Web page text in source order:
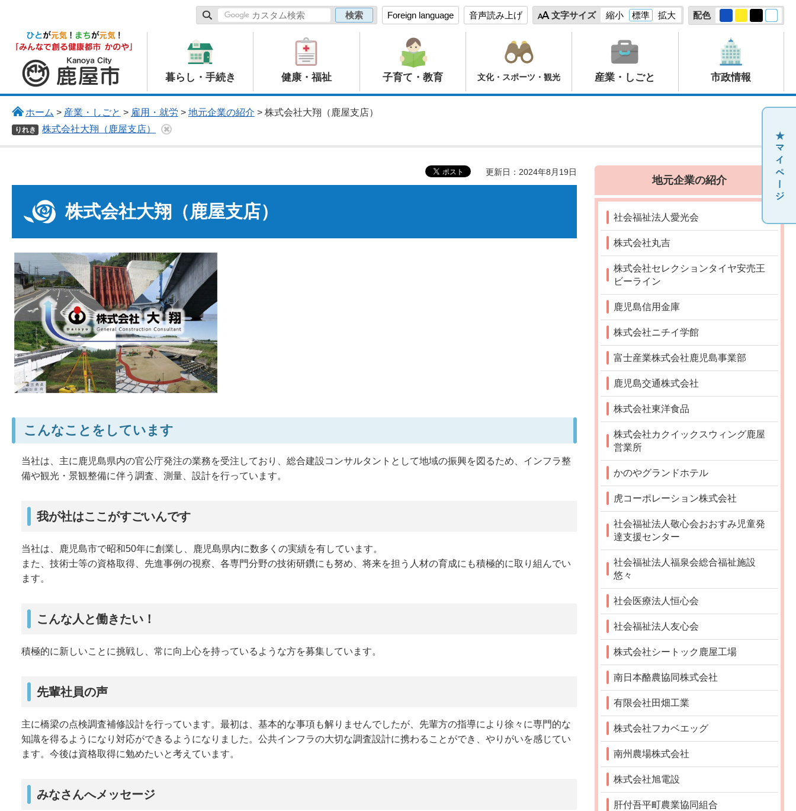
Foreign language 音声読み上げ 文字サイズ 縮小 標準 拡大 配色
鹿屋市
暮らし・手続き 健康・福祉 子育て・教育 文化・スポーツ・観光 産業・しごと 市政情報
ホーム > 産業・しごと > 雇用・就労 > 地元企業の紹介 > 株式会社大翔（鹿屋支店）
りれき 株式会社大翔（鹿屋支店）
更新日：2024年8月19日
株式会社大翔（鹿屋支店）
こんなことをしています
当社は、主に鹿児島県内の官公庁発注の業務を受注しており、総合建設コンサルタントとして地域の振興を図るため、インフラ整
備や観光・景観整備に伴う調査、測量、設計を行っています。
我が社はここがすごいんです
当社は、鹿児島市で昭和50年に創業し、鹿児島県内に数多くの実績を有しています。
また、技術士等の資格取得、先進事例の視察、各専門分野の技術研鑽にも努め、将来を担う人材の育成にも積極的に取り組んでい
ます。
こんな人と働きたい！
積極的に新しいことに挑戦し、常に向上心を持っているような方を募集しています。
先輩社員の声
主に橋梁の点検調査補修設計を行っています。最初は、基本的な事項も解りませんでしたが、先輩方の指導により徐々に専門的な
知識を得るようになり対応ができるようになりました。公共インフラの大切な調査設計に携わることができ、やりがいを感じてい
ます。今後は資格取得に勉めたいと考えています。
みなさんへメッセージ
地元企業の紹介
社会福祉法人愛光会
株式会社丸吉
株式会社セレクションタイヤ安売王
ビーライン
鹿児島信用金庫
株式会社ニチイ学館
富士産業株式会社鹿児島事業部
鹿児島交通株式会社
株式会社東洋食品
株式会社カクイックスウィング鹿屋
営業所
かのやグランドホテル
虎コーポレーション株式会社
社会福祉法人敬心会おおすみ児童発
達支援センター
社会福祉法人福泉会総合福祉施設
悠々
社会医療法人恒心会
社会福祉法人友心会
株式会社シートック鹿屋工場
南日本酪農協同株式会社
有限会社田畑工業
株式会社フカベエッグ
南州農場株式会社
株式会社旭電設
肝付吾平町農業協同組合